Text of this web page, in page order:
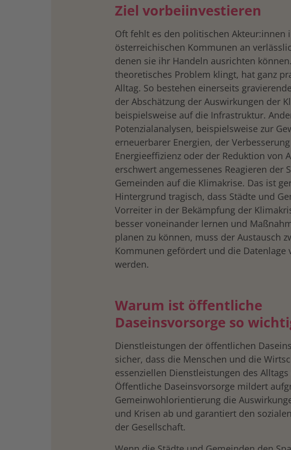
Ziel vorbeiinvestieren
Oft fehlt es den politischen Akteur:innen
österreichischen Kommunen an
denen sie ihr Handeln ausrichten
theoretisches Problem klingt, hat ganz
Alltag. So bestehen einerseits
der Abschätzung der Auswirkungen der
beispielsweise auf die Infrastruktur.
Potenzialanalysen, beispielsweise zur
erneuerbarer Energien, der
Energieeffizienz oder der Reduktion von
erschwert angemessenes Reagieren der
Gemeinden auf die Klimakrise. Das ist
Hintergrund tragisch, dass Städte und
Vorreiter in der Bekämpfung der
besser voneinander lernen und
planen zu können, muss der Austausch
Kommunen gefördert und die Datenlage
werden.
Warum ist öffentliche
Daseinsvorsorge so
Dienstleistungen der öffentlichen
sicher, dass die Menschen und die
essenziellen Dienstleistungen des
Öffentliche Daseinsvorsorge mildert
Gemeinwohlorientierung die
und Krisen ab und garantiert den
der Gesellschaft.